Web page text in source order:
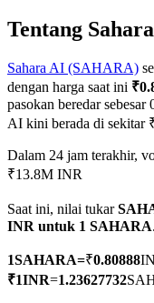
COIN-M
Mata Uang Kripto
TradFi
Tentang
Sahara AI (SAHARA)
dengan harga saat ini
pasokan beredar
AI kini berada di sekitar
Dalam 24 jam terakhir,
₹13.8M INR
Saat ini, nilai tukar
INR untuk 1 SAHARA
1SAHARA=₹0.80888
₹1INR=1.23627732